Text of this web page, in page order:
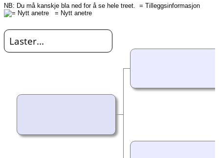
NB: Du må kanskje bla ned for å se hele treet.
= Tilleggsinformasjon
= Nytt anetre
Laster...